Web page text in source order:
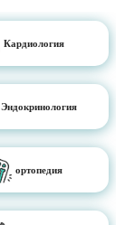
Кардиология
Эндокринология
ортопедия